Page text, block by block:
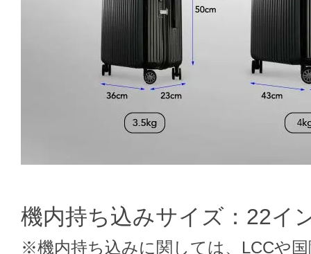
機内持ち込みサイズ：22イ
※機内持ち込みに関しては、LCCや